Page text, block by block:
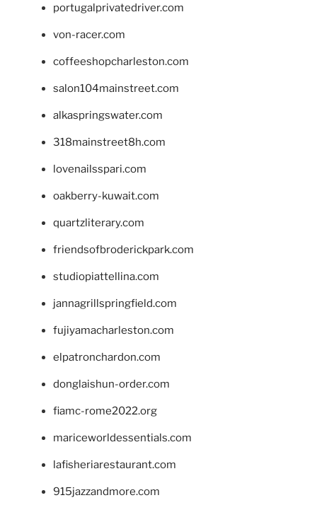
portugalprivatedriver.com
von-racer.com
coffeeshopcharleston.com
salon104mainstreet.com
alkaspringswater.com
318mainstreet8h.com
lovenailsspari.com
oakberry-kuwait.com
quartzliterary.com
friendsofbroderickpark.com
studiopiattellina.com
jannagrillspringfield.com
fujiyamacharleston.com
elpatronchardon.com
donglaishun-order.com
fiamc-rome2022.org
mariceworldessentials.com
lafisheriarestaurant.com
915jazzandmore.com